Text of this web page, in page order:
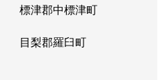
標津郡中標津町
目梨郡羅臼町